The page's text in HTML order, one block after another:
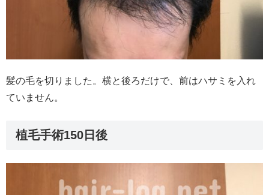
髪の毛を切りました。横と後ろだけで、前はハサミを入れ
ていません。
植毛手術150日後